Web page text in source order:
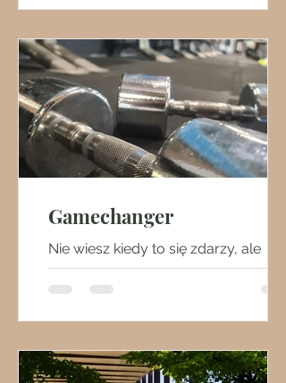
Gamechanger
Nie wiesz kiedy to się zdarzy, ale
każdego może to spotkać. Idziesz do
szatni po siłowni, prysznic,